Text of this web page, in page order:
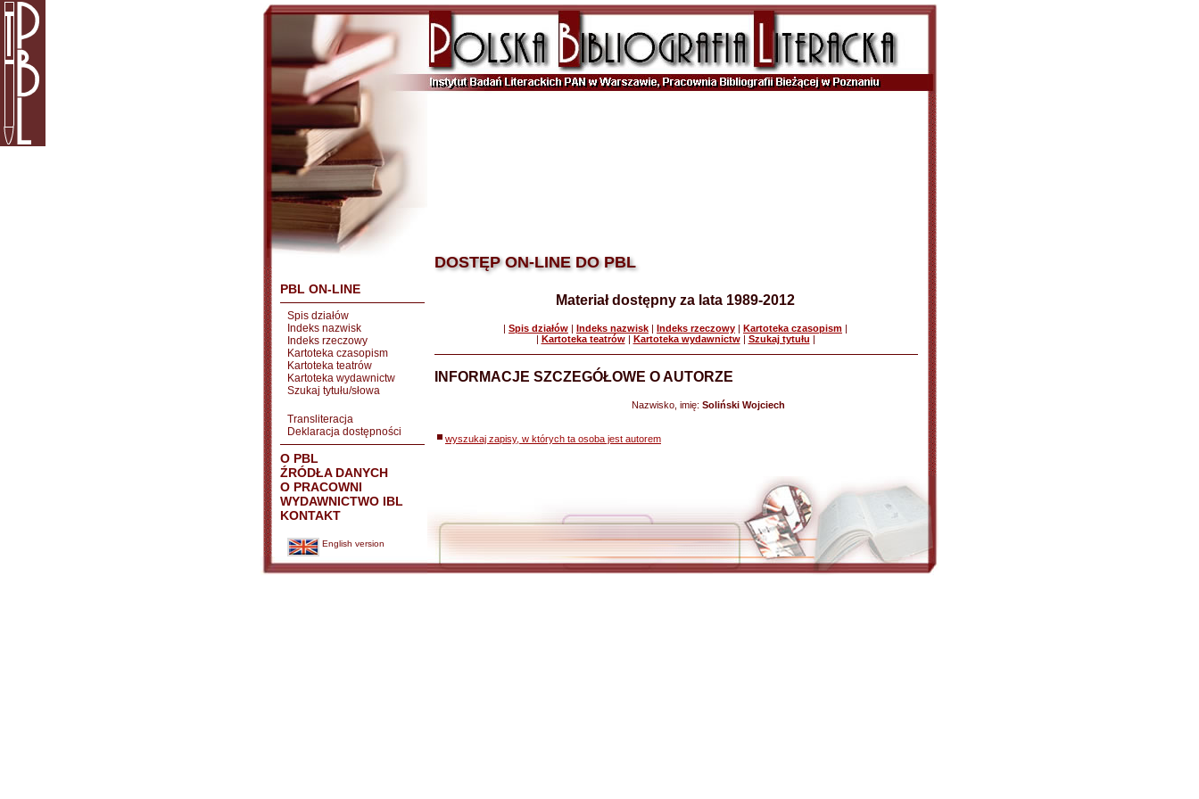
PBL ON-LINE
Spis działów
Indeks nazwisk
Indeks rzeczowy
Kartoteka czasopism
Kartoteka teatrów
Kartoteka wydawnictw
Szukaj tytułu/słowa
Transliteracja
Deklaracja dostępności
O PBL
ŹRÓDŁA DANYCH
O PRACOWNI
WYDAWNICTWO IBL
KONTAKT
English version
DOSTĘP ON-LINE DO PBL
Materiał dostępny za lata 1989-2012
| Spis działów | Indeks nazwisk | Indeks rzeczowy | Kartoteka czasopism |
| Kartoteka teatrów| Kartoteka wydawnictw| Szukaj tytułu |
INFORMACJE SZCZEGÓŁOWE O AUTORZE
Nazwisko, imię: Soliński Wojciech
wyszukaj zapisy, w których ta osoba jest autorem